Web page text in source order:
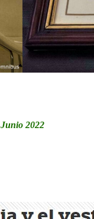
Junio 2022